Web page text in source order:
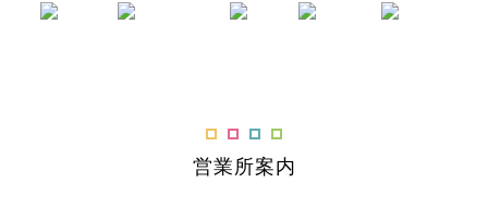
営業所案内